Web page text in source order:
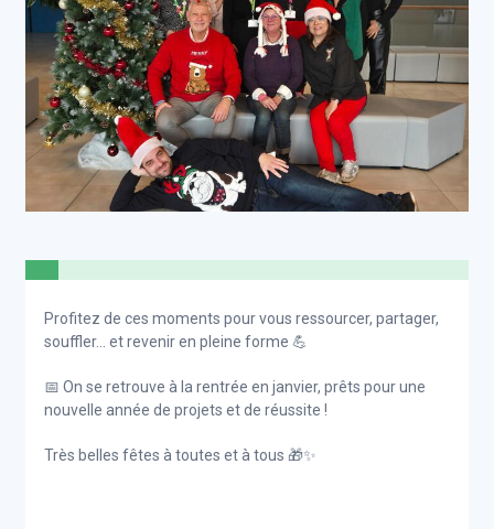
Profitez de ces moments pour vous ressourcer, partager,
souffler… et revenir en pleine forme 💪
📅 On se retrouve à la rentrée en janvier, prêts pour une
nouvelle année de projets et de réussite !
Très belles fêtes à toutes et à tous 🎁✨